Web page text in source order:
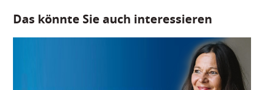
Das könnte Sie auch interessieren